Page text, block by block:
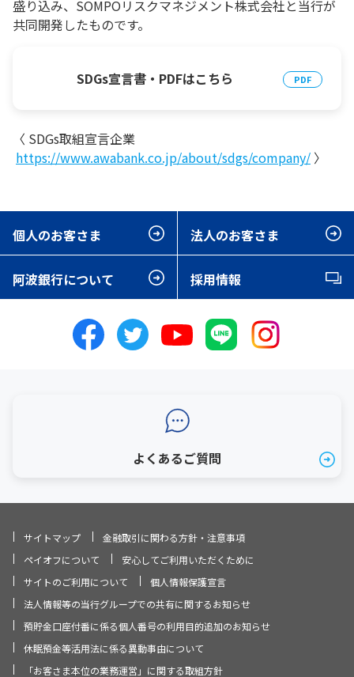
盛り込み、SOMPOリスクマネジメント株式会社と当行が
共同開発したものです。
SDGs宣言書・PDFはこちら
〈 SDGs取組宣言企業
https://www.awabank.co.jp/about/sdgs/company/ 〉
個人のお客さま 法人のお客さま
阿波銀行について 採用情報
よくあるご質問
サイトマップ
金融取引に関わる方針・注意事項
ペイオフについて
安心してご利用いただくために
サイトのご利用について
個人情報保護宣言
法人情報等の当行グループでの共有に関するお知らせ
預貯金口座付番に係る個人番号の利用目的追加のお知らせ
休眠預金等活用法に係る異動事由について
「お客さま本位の業務運営」に関する取組方針